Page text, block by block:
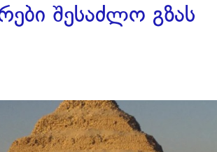
შესაძლო გზას